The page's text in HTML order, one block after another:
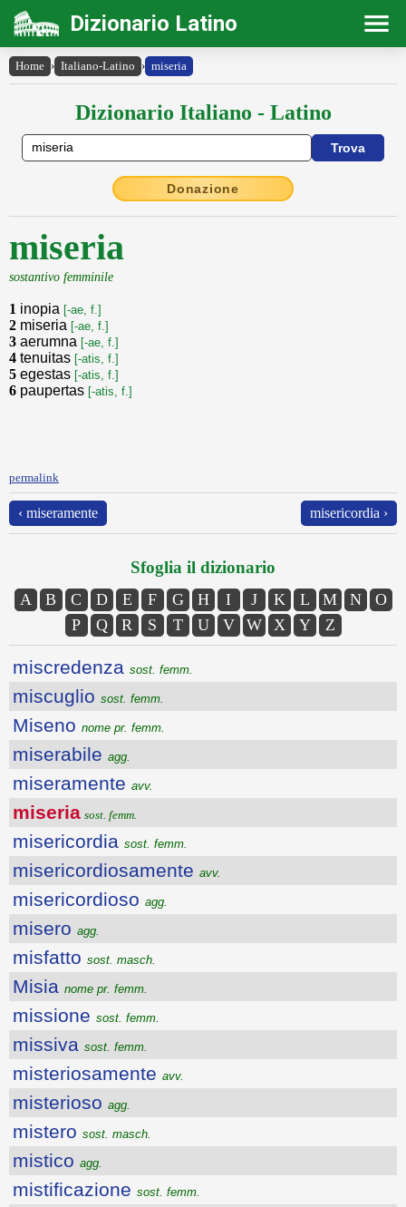
Dizionario Latino
Home › Italiano-Latino › miseria
Dizionario Italiano - Latino
Donazione
miseria
sostantivo femminile
1 inopia [-ae, f.]
2 miseria [-ae, f.]
3 aerumna [-ae, f.]
4 tenuitas [-atis, f.]
5 egestas [-atis, f.]
6 paupertas [-atis, f.]
permalink
‹ miseramente misericordia ›
Sfoglia il dizionario
A B C D E F G H I J K L M N
O
P
Q R S T U V W X Y Z
miscredenza sost. femm.
miscuglio sost. femm.
Miseno nome pr. femm.
miserabile agg.
miseramente avv.
miseria sost. femm.
misericordia sost. femm.
misericordiosamente avv.
misericordioso agg.
misero agg.
misfatto sost. masch.
Misia nome pr. femm.
missione sost. femm.
missiva sost. femm.
misteriosamente avv.
misterioso agg.
mistero sost. masch.
mistico agg.
mistificazione sost. femm.